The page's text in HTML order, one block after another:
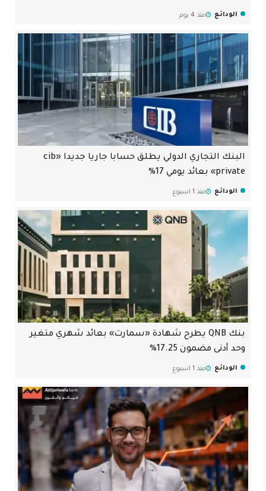
الودائع منذ 4 يوم
البنك التجاري الدولي يطلق حسابا جاريا جديدا «cib
private» بعائد يومي 17%
الودائع منذ 1 اسبوع
بنك QNB يطرح شهادة «سمارت» بعائد شهري متغير
وحد أدنى مضمون 17.25%
الودائع منذ 1 اسبوع